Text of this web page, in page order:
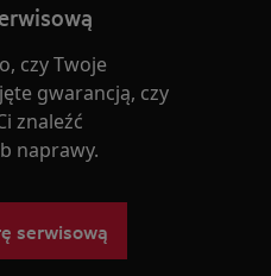
czy Twoje
gwarancją, czy
znaleźć
naprawy.
serwisową